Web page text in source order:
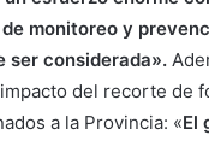
monitoreo y
ser considerada».
del recorte de
a la Provincia: «El